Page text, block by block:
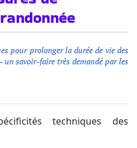
pour prolonger la durée de vie des
un savoir-faire très demandé par les
techniques des